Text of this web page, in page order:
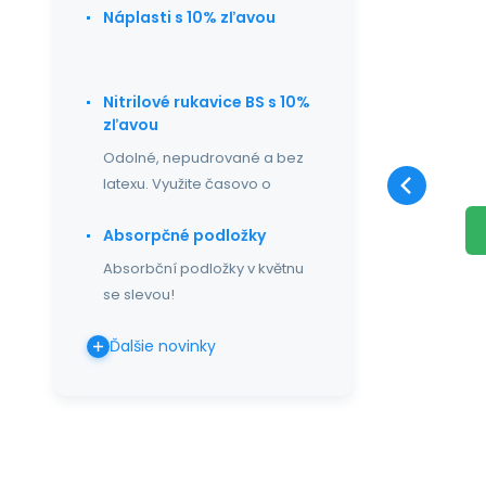
Náplasti s 10% zľavou
Nitrilové rukavice BS s 10%
zľavou
Odolné, nepudrované a bez
latexu. Využite časovo o
Absorpčné podložky
Absorbční podložky v květnu
se slevou!
Ďalšie novinky